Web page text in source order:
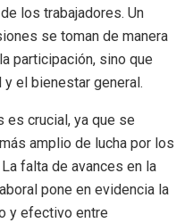
los trabajadores. Un
se toman de manera
participación, sino que
el bienestar general.
es crucial, ya que se
amplio de lucha por los
falta de avances en la
pone en evidencia la
y efectivo entre